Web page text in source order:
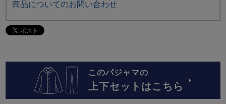
商品についてのお問い合わせ
このパジャマの
上下セットはこちら